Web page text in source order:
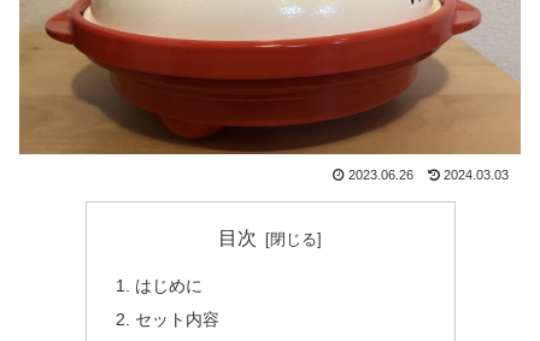
2023.06.26 2024.03.03
目次
はじめに
セット内容